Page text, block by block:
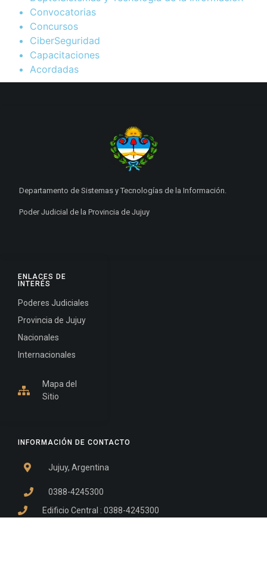
Convocatorias
Concursos
CiberSeguridad
Capacitaciones
Acordadas
INFORMACIÓN DE CONTACTO
Jujuy, Argentina
0388-4245300
Edificio Central : 0388-4245300
ENLACES DE
INTERÉS
Poderes Judiciales
Provincia de Jujuy
Nacionales
Internacionales
Mapa del
Sitio
Departamento de Sistemas y Tecnologías de la Información.
Poder Judicial de la Provincia de Jujuy